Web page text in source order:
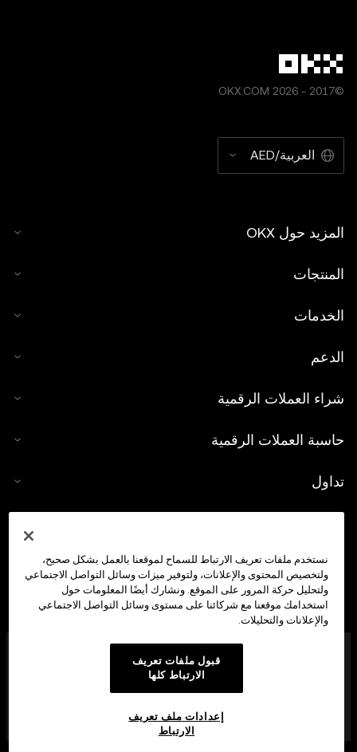
©2017 - 2026 OKX.COM
العربية/AED
المزيد حول OKX
المنتجات
الخدمات
الدعم
شراء العملات الرقمية
حاسبة العملات الرقمية
تداول
شركة OKX Middle East Fintech FZE مُرخَّصة من هيئة تنظيم
الأصول الافتراضية في دبي (VARA) بموجب الرقم المرجعي:
الأصول الافتراضية. منطقة وان سنترال، دبي، الإمارات
نستخدم ملفات تعريف الارتباط للسماح لموقعنا بالعمل بشكل صحيح،
ولتخصيص المحتوى والإعلانات، ولتوفير ميزات وسائل التواصل الاجتماعي
ولتحليل حركة المرور على الموقع. ونشارك أيضًا المعلومات حول
استخدامك موقعنا مع شركائنا على مستوى وسائل التواصل الاجتماعي
والإعلانات والتحليلات.
قبول ملفات تعريف
الارتباط كلها
إعدادات ملف تعريف
الارتباط